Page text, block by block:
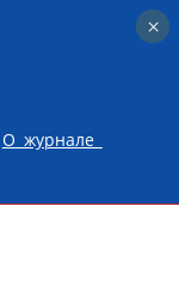
О журнале
×
×